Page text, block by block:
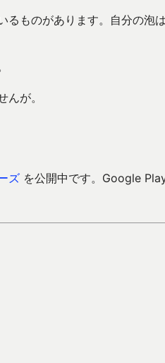
るものがあります。自分の泡
が。
ズ を公開中です。Google